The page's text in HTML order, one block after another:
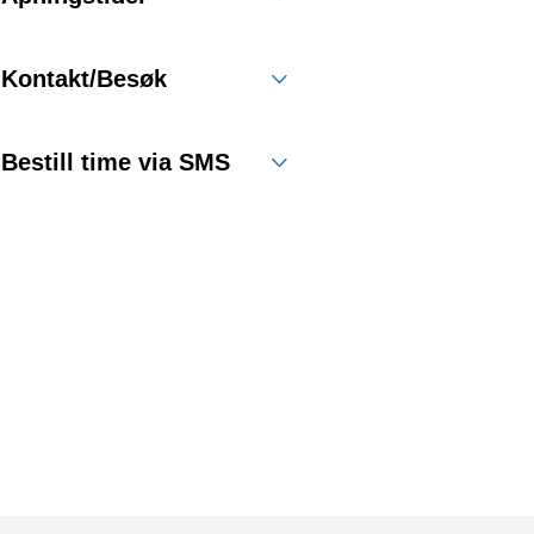
Kontakt/Besøk
Bestill time via SMS